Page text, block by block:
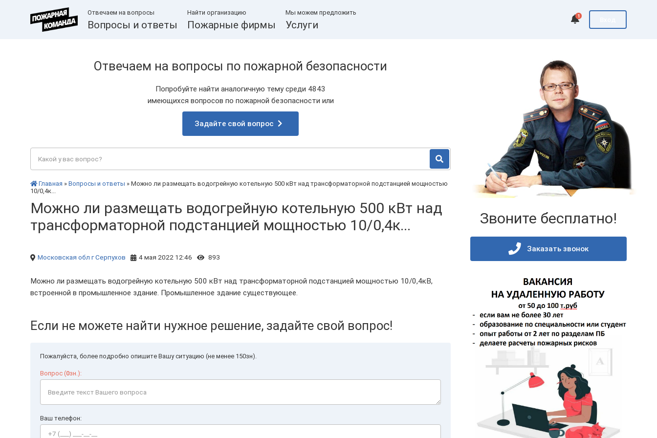
Отвечаем на вопросы
Вопросы и ответы
Найти организацию
Пожарные фирмы
Мы можем предложить
Услуги
1
Отвечаем на вопросы по пожарной безопасности
Попробуйте найти аналогичную тему среди 4843
имеющихся вопросов по пожарной безопасности или
Задайте свой вопрос
Главная » Вопросы и ответы » Можно ли размещать водогрейную котельную 500 кВт над трансформаторной подстанцией мощностью
10/0,4к...
Можно ли размещать водогрейную котельную 500 кВт над
трансформаторной подстанцией мощностью 10/0,4к...
Московская обл г Серпухов 4 мая 2022 12:46 893
Можно ли размещать водогрейную котельную 500 кВт над трансформаторной подстанцией мощностью 10/0,4кВ,
встроенной в промышленное здание. Промышленное здание существующее.
Если не можете найти нужное решение, задайте свой вопрос!
Пожалуйста, более подробно опишите Вашу ситуацию (не менее 150зн).
Вопрос (0зн.):
Ваш телефон:
Звоните бесплатно!
Заказать звонок